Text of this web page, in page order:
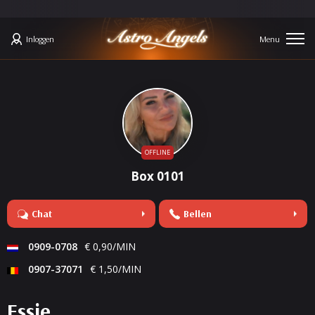
Inloggen
OFFLINE
Box 0101
Chat Bellen
0909-0708 € 0,90/MIN
0907-37071
€ 1,50/MIN